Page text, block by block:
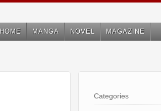
HOME MANGA NOVEL MAGAZINE
Categories